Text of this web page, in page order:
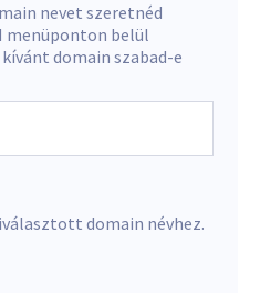
nevet szeretnéd
menüponton belül
domain szabad-e
domain névhez.